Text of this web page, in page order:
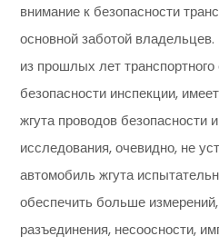
внимание к безопасности
основной заботой
из прошлых лет
безопасности инспекции,
жгута проводов
исследования, очевидно, не
автомобиль жгута
обеспечить больше измерений,
разъединения, несоосности,